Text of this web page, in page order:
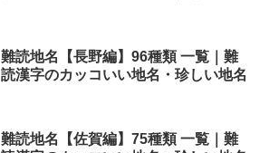
難読地名【長野編】96種類 一覧｜難
読漢字のカッコいい地名・珍しい地名
難読地名【佐賀編】75種類 一覧｜難